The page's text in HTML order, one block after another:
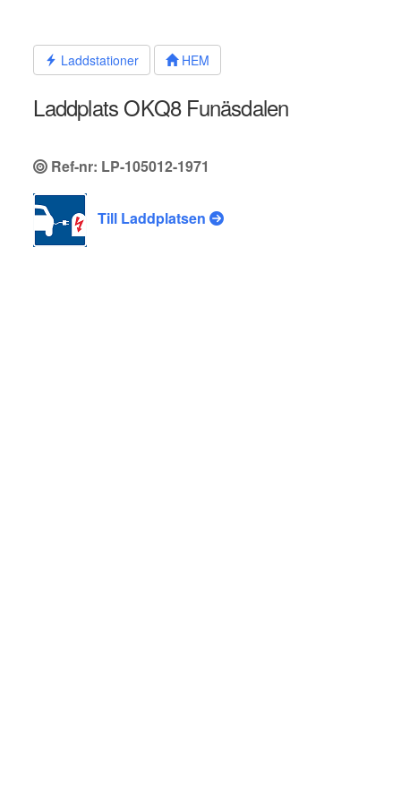
innehållet Laddstationer HEM
Laddplats OKQ8 Funäsdalen
Ref-nr: LP-105012-1971
Till Laddplatsen